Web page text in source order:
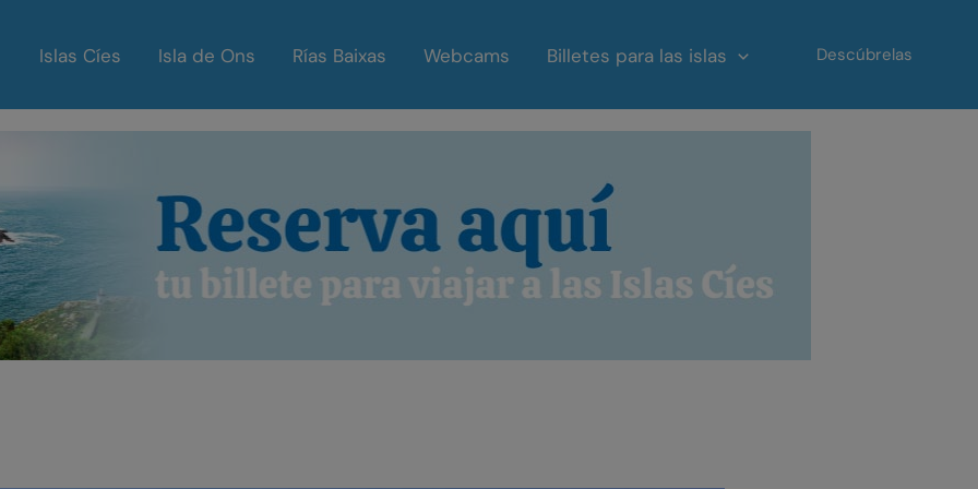
Islas Cíes Isla de Ons Rías Baixas Webcams Billetes para las islas Descúbrelas